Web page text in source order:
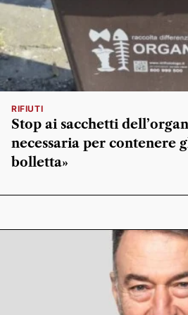
RIFIUTI
Stop ai sacchetti
necessaria per contenere
bolletta»